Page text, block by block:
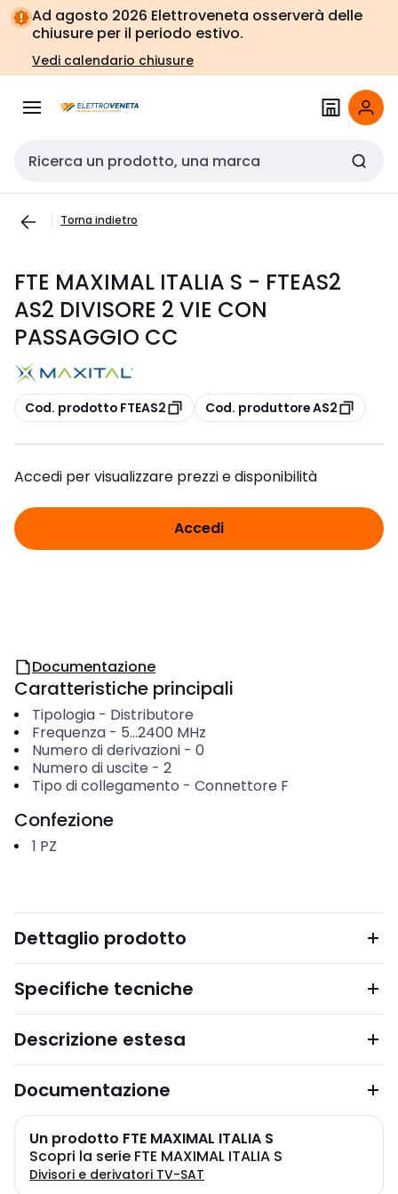
Vai alla
navigazione
Vai
alla
pagina
Ad agosto 2026 Elettroveneta osserverà delle
chiusure per il periodo estivo.
Vedi calendario chiusure
Cerca input
Torna indietro
FTE MAXIMAL ITALIA S - FTEAS2
AS2 DIVISORE 2 VIE CON
PASSAGGIO CC
copia
Cod. prodotto FTEAS2 copia
Cod. produttore AS2
Accedi per visualizzare prezzi e disponibilità
Accedi
Documentazione
Caratteristiche principali
Tipologia- Distributore
Frequenza- 5...2400 MHz
Numero di derivazioni- 0
Numero di uscite - 2
Tipo di collegamento - Connettore F
Confezione
1 PZ
Dettaglio prodotto
Specifiche tecniche
Descrizione estesa
Documentazione
Un prodotto FTE MAXIMAL ITALIA S
Scopri la serie FTE MAXIMAL ITALIA S
Divisori e derivatori TV-SAT